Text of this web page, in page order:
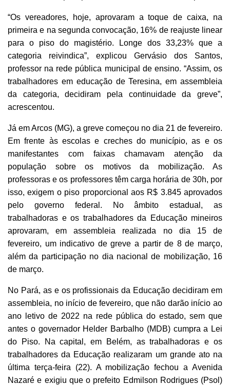
“Os vereadores, hoje, aprovaram a toque de caixa, na
primeira e na segunda convocação, 16% de reajuste linear
para o piso do magistério. Longe dos 33,23% que a
categoria reivindica”, explicou Gervásio dos Santos,
professor na rede pública municipal de ensino. “Assim, os
trabalhadores em educação de Teresina, em assembleia
da categoria, decidiram pela continuidade da greve”,
acrescentou.
Já em Arcos (MG), a greve começou no dia 21 de fevereiro.
Em frente às escolas e creches do município, as e os
manifestantes com faixas chamavam atenção da
população sobre os motivos da mobilização. As
professoras e os professores têm carga horária de 30h, por
isso, exigem o piso proporcional aos R$ 3.845 aprovados
pelo governo federal. No âmbito estadual, as
trabalhadoras e os trabalhadores da Educação mineiros
aprovaram, em assembleia realizada no dia 15 de
fevereiro, um indicativo de greve a partir de 8 de março,
além da participação no dia nacional de mobilização, 16
de março.
No Pará, as e os profissionais da Educação decidiram em
assembleia, no início de fevereiro, que não darão início ao
ano letivo de 2022 na rede pública do estado, sem que
antes o governador Helder Barbalho (MDB) cumpra a Lei
do Piso. Na capital, em Belém, as trabalhadoras e os
trabalhadores da Educação realizaram um grande ato na
última terça-feira (22). A mobilização fechou a Avenida
Nazaré e exigiu que o prefeito Edmilson Rodrigues (Psol)